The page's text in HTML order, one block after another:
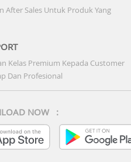
After Sales Untuk Produk Yang
Kelas Premium Kepada Customer
Dan Profesional
NOW :